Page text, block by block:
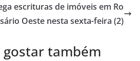
escrituras de imóveis em Ro
sário Oeste nesta sexta-feira (2)
gostar também